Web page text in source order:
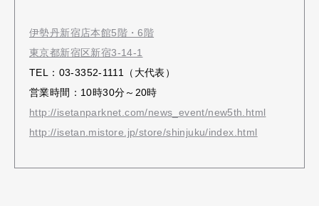
伊勢丹新宿店本館5階・6階
東京都新宿区新宿3-14-1
TEL：03-3352-1111（大代表）
営業時間：10時30分～20時
http://isetanparknet.com/news_event/new5th.html
http://isetan.mistore.jp/store/shinjuku/index.html